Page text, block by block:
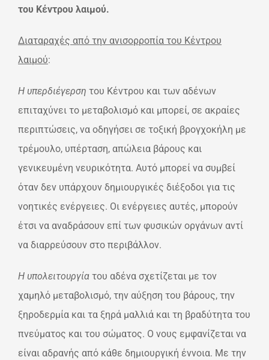
του Κέντρου λαιμού.
Διαταραχές από την ανισορροπία του Κέντρου
λαιμού:
Η υπερδιέγερση του Κέντρου και των αδένων
επιταχύνει το μεταβολισμό και μπορεί, σε ακραίες
περιπτώσεις, να οδηγήσει σε τοξική βρογχοκήλη με
τρέμουλο, υπέρταση, απώλεια βάρους και
γενικευμένη νευρικότητα. Αυτό μπορεί να συμβεί
όταν δεν υπάρχουν δημιουργικές διέξοδοι για τις
νοητικές ενέργειες. Οι ενέργειες αυτές, μπορούν
έτσι να αναδράσουν επί των φυσικών οργάνων αντί
να διαρρεύσουν στο περιβάλλον.
Η υπολειτουργία του αδένα σχετίζεται με τον
χαμηλό μεταβολισμό, την αύξηση του βάρους, την
ξηροδερμία και τα ξηρά μαλλιά και τη βραδύτητα του
πνεύματος και του σώματος. Ο νους εμφανίζεται να
είναι αδρανής από κάθε δημιουργική έννοια. Με την